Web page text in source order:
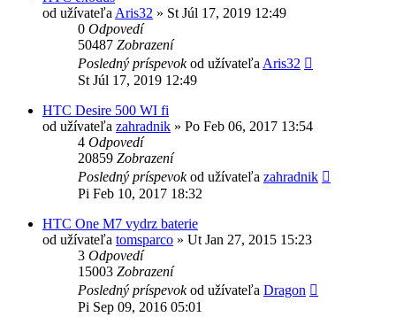
od užívateľa Aris32 » St Júl 17, 2019 12:49
0 Odpovedí
50487 Zobrazení
Posledný príspevokod užívateľa Aris32
St Júl 17, 2019 12:49
HTC Desire 500 WI fi
od užívateľa zahradnik » Po Feb 06, 2017 13:54
4 Odpovedí
20859 Zobrazení
Posledný príspevokod užívateľa zahradnik
Pi Feb 10, 2017 18:32
HTC One M7 vydrz baterie
od užívateľa tomsparco » Ut Jan 27, 2015 15:23
3 Odpovedí
15003 Zobrazení
Posledný príspevokod užívateľa Dragon
Pi Sep 09, 2016 05:01